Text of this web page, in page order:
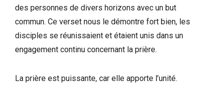
des personnes de divers horizons avec un but
commun. Ce verset nous le démontre fort bien, les
disciples se réunissaient et étaient unis dans un
engagement continu concernant la prière.
La prière est puissante, car elle apporte l’unité.